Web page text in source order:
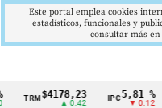
TRM$4178,23
▲ 0.42
IPC5,81 %
▼ 0.12
Este portal emplea cookies
estadísticos, funcionales y
consultar más